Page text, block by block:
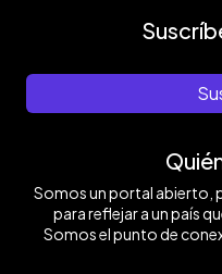
Somos un portal abierto,
para reflejar a un país
Somos el punto de